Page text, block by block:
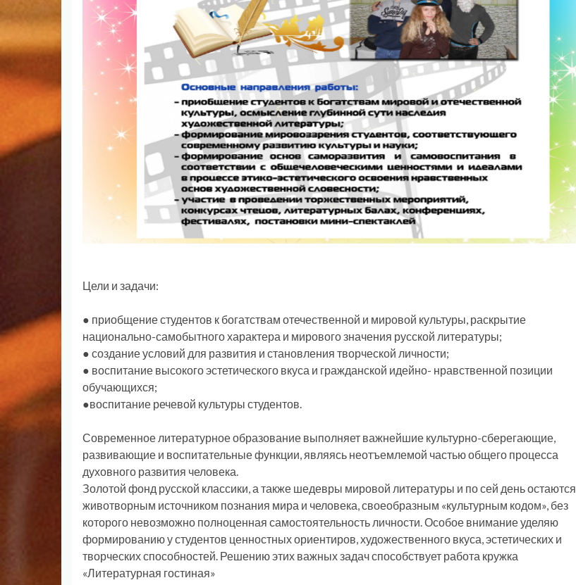
Цели и задачи:
● приобщение студентов к богатствам отечественной и мировой культуры, раскрытие
национально-самобытного характера и мирового значения русской литературы;
● создание условий для развития и становления творческой личности;
● воспитание высокого эстетического вкуса и гражданской идейно- нравственной позиции
обучающихся;
●воспитание речевой культуры студентов.
Современное литературное образование выполняет важнейшие культурно-сберегающие,
развивающие и воспитательные функции, являясь неотъемлемой частью общего процесса
духовного развития человека.
Золотой фонд русской классики, а также шедевры мировой литературы и по сей день остаются
животворным источником познания мира и человека, своеобразным «культурным кодом», без
которого невозможно полноценная самостоятельность личности. Особое внимание уделяю
формированию у студентов ценностных ориентиров, художественного вкуса, эстетических и
творческих способностей. Решению этих важных задач способствует работа кружка
«Литературная гостиная»